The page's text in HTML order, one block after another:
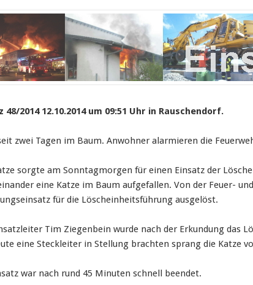
48/2014 12.10.2014 um 09:51 Uhr in Rauschendorf.
zwei Tagen im Baum. Anwohner alarmieren die
sorgte am Sonntagmorgen für einen Einsatz der
eine Katze im Baum aufgefallen. Von der Feuer-
für die Löscheinheitsführung ausgelöst.
Tim Ziegenbein wurde nach der Erkundung das
eine Steckleiter in Stellung brachten sprang die Katze
war nach rund 45 Minuten schnell beendet.